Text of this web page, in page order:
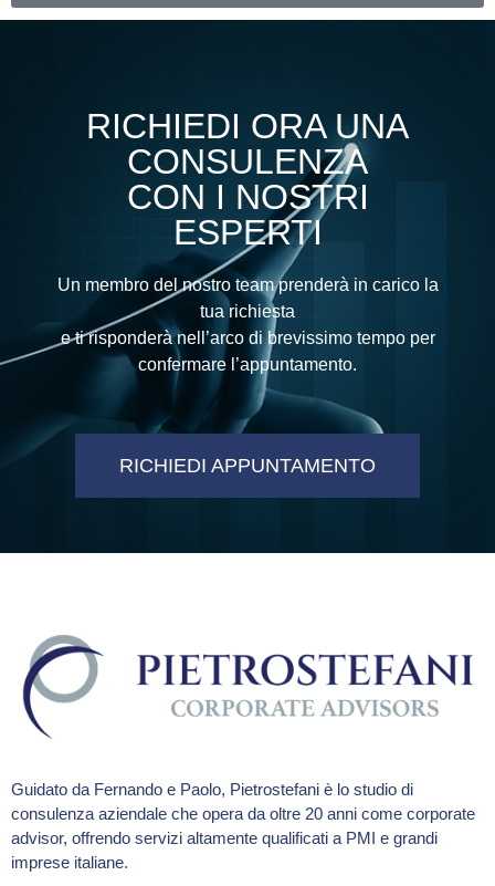
Alternative:
RICHIEDI ORA UNA
CONSULENZA
CON I NOSTRI
ESPERTI
Un membro del nostro team prenderà in carico la
tua richiesta
e ti risponderà nell’arco di brevissimo tempo per
confermare l’appuntamento.
RICHIEDI APPUNTAMENTO
Guidato da Fernando e Paolo, Pietrostefani è lo studio di
consulenza aziendale che opera da oltre 20 anni come corporate
advisor, offrendo servizi altamente qualificati a PMI e grandi
imprese italiane.